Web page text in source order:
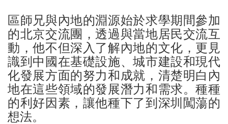
區師兄與內地的淵源始於求學期間參加
的北京交流團，透過與當地居民交流互
動，他不但深入了解內地的文化，更見
識到中國在基礎設施、城市建設和現代
化發展方面的努力和成就，清楚明白內
地在這些領域的發展潛力和需求。種種
的利好因素，讓他種下了到深圳闖蕩的
想法。